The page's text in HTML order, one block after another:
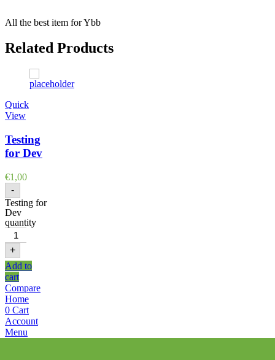
All the best item for Ybb
Related Products
Quick
View
Testing
for Dev
€1,00
-
Testing for
Dev
quantity
+
Add to
cart
Compare
Home
0 Cart
Account
Menu